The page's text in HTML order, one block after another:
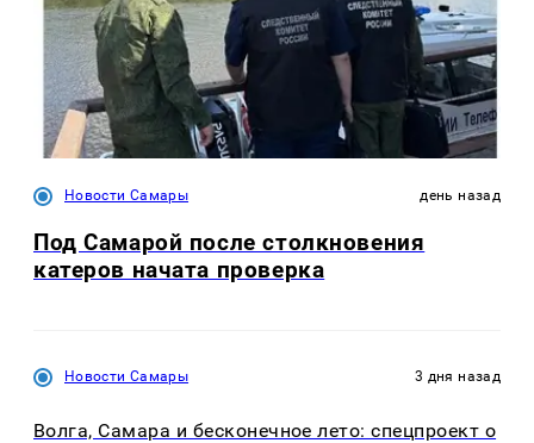
Новости Самары день назад
Под Самарой после столкновения
катеров начата проверка
Новости Самары 3 дня назад
Волга, Самара и бесконечное лето: спецпроект о